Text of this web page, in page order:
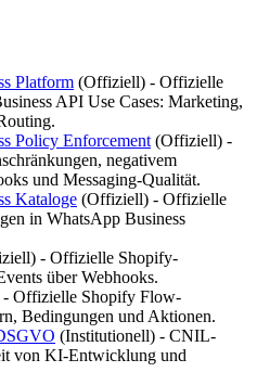
Platform (Offiziell) - Offizielle
API Use Cases: Marketing,
Policy Enforcement (Offiziell) -
negativem
und Messaging-Qualität.
Kataloge (Offiziell) - Offizielle
in WhatsApp Business
) - Offizielle Shopify-
über Webhooks.
- Offizielle Shopify Flow-
Bedingungen und Aktionen.
(Institutionell) - CNIL-
von KI-Entwicklung und